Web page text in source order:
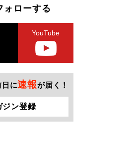
ォローする
YouTube
日に速報が届く！
ジン登録